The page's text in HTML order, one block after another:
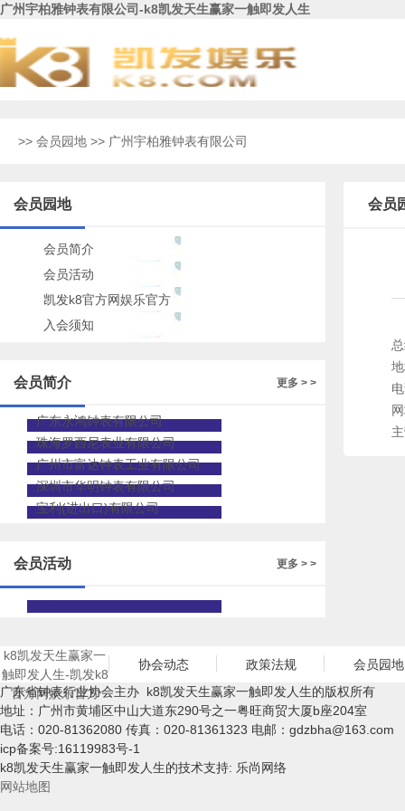
广州宇柏雅钟表有限公司-k8凯发天生赢家一触即发人生
>> 会员园地 >> 广州宇柏雅钟表有限公司
会员园地
会员简介
会员活动
凯发k8官方网娱乐官方
的公告
入会须知
更多 > >
会员简介
广东永鸿钟表有限公司
珠海罗西尼表业有限公司
广州市富达钟表工业有限公司
深圳市华明钟表有限公司
宝利(进出口)有限公司
更多 > >
会员活动
会员
k8凯发天生赢家一
触即发人生-凯发k8
官方网娱乐官方
协会动态 政策法规
会员园地
广东省钟表行业协会主办 k8凯发天生赢家一触即发人生的版权所有
地址：广州市黄埔区中山大道东290号之一粤旺商贸大厦b座204室
电话：020-81362080 传真：020-81361323 电邮： gdzbha@163.com
icp备案号:16119983号-1
k8凯发天生赢家一触即发人生的技术支持: 乐尚网络
网站地图